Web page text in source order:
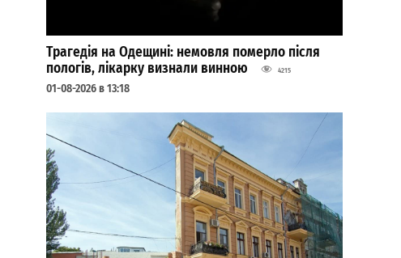
Трагедія на Одещині: немовля померло після
пологів, лікарку визнали винною
4215
01-08-2026 в 13:18